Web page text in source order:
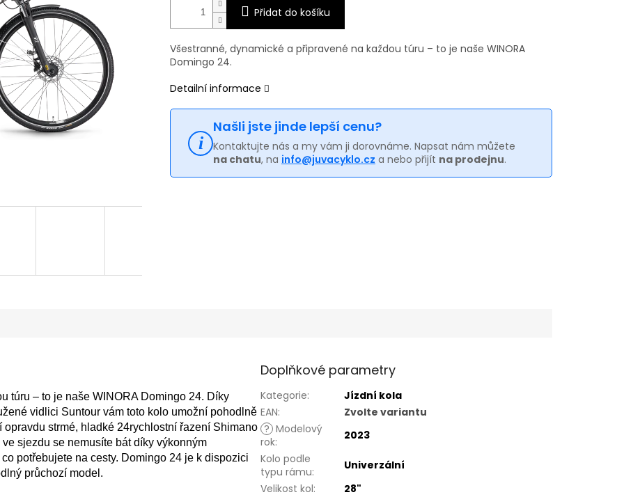
Přidat do košíku
Všestranné, dynamické a připravené na každou túru – to je naše WINORA
Domingo 24.
Detailní informace
Našli jste jinde lepší cenu?
Kontaktujte nás a my vám ji dorovnáme. Napsat nám můžete
na chatu, na info@juvacyklo.cz a nebo přijít na prodejnu.
túru – to je naše WINORA Domingo 24. Díky
vidlici Suntour vám toto kolo umožní pohodlně
opravdu strmé, hladké 24rychlostní řazení Shimano
ve sjezdu se nemusíte bát díky výkonným
potřebujete na cesty. Domingo 24 je k dispozici
průchozí model.
Doplňkové parametry
Kategorie:
Jízdní kola
EAN:
Zvolte variantu
? Modelový
rok:
2023
Kolo podle
typu rámu:
Univerzální
Velikost kol:
28"